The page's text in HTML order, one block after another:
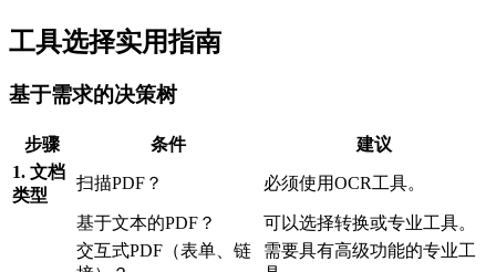
工具选择实用指南
基于需求的决策树
步骤 条件
建议
1. 文档
类型
扫描PDF？ 必须使用OCR工具。
基于文本的PDF？
可以选择转换或专业工具。
交互式PDF（表单、链
需要具有高级功能的专业工